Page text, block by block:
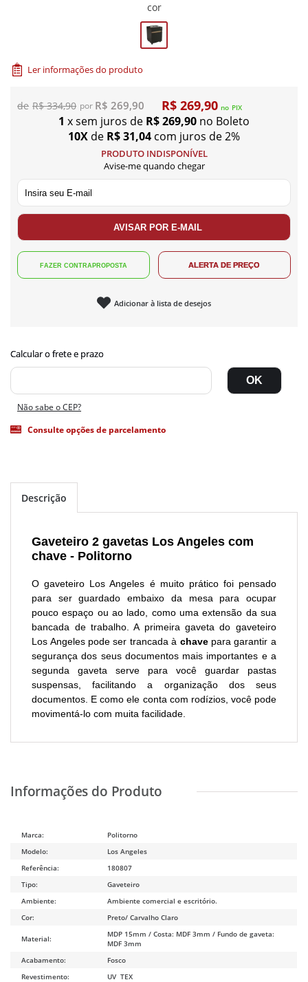
cor
Ler informações do produto
R$ 334,90 R$ 269,90 R$ 269,90 no PIX
1 x sem juros de R$ 269,90 no Boleto
10X de R$ 31,04 com juros de 2%
PRODUTO INDISPONÍVEL
Avise-me quando chegar
Adicionar à lista de desejos
Não sabe o CEP?
Consulte opções de parcelamento
Descrição
Gaveteiro 2 gavetas Los Angeles com
chave - Politorno
O gaveteiro Los Angeles é muito prático foi pensado
para ser guardado embaixo da mesa para ocupar
pouco espaço ou ao lado, como uma extensão da sua
bancada de trabalho. A primeira gaveta do gaveteiro
Los Angeles pode ser trancada à chavepara garantir a
segurança dos seus documentos mais importantes e a
segunda gaveta serve para você guardar pastas
suspensas, facilitando a organização dos seus
documentos. E como ele conta com rodízios, você pode
movimentá-lo com muita facilidade.
Marca:
Politorno
Modelo:
Los Angeles
Referência:
180807
Tipo:
Gaveteiro
Ambiente:
Ambiente comercial e escritório.
Cor:
Preto/ Carvalho Claro
Material:
MDP 15mm / Costa: MDF 3mm / Fundo de gaveta:
MDF 3mm
Acabamento:
Fosco
Revestimento:
UV TEX